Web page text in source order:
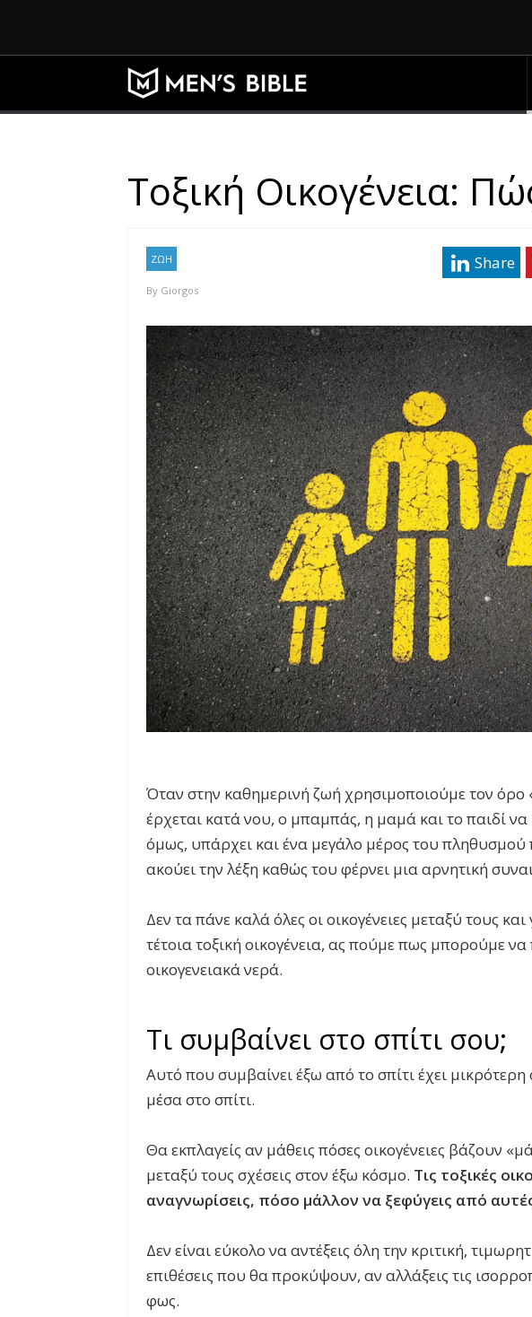
Τοξική Οικογένεια:
ΖΩΗ
By Giorgos
Share
Όταν στην καθημερινή ζωή χρησιμοποιούμε τον όρο
έρχεται κατά νου, ο μπαμπάς, η μαμά και το παιδί
όμως, υπάρχει και ένα μεγάλο μέρος του πληθυσμού
ακούει την λέξη καθώς του φέρνει μια αρνητική
Δεν τα πάνε καλά όλες οι οικογένειες μεταξύ τους
τέτοια τοξική οικογένεια, ας πούμε πως μπορούμε
οικογενειακά νερά.
Τι συμβαίνει στο σπίτι σου;
Αυτό που συμβαίνει έξω από το σπίτι έχει
μέσα στο σπίτι.
Θα εκπλαγείς αν μάθεις πόσες οικογένειες βάζουν
μεταξύ τους σχέσεις στον έξω κόσμο. Τις τοξικές
αναγνωρίσεις, πόσο μάλλον να ξεφύγεις από
Δεν είναι εύκολο να αντέξεις όλη την κριτική,
επιθέσεις που θα προκύψουν, αν αλλάξεις τις
φως.